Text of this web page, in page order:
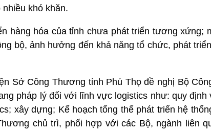
khó khăn.
hàng hóa của tỉnh chưa phát triển tương xứng;
bộ, ảnh hưởng đến khả năng tổ chức, phát
Sở Công Thương tỉnh Phú Thọ đề nghị Bộ
pháp lý đối với lĩnh vực logistics như: quy định
xây dựng; Kế hoạch tổng thể phát triển hệ
chủ trì, phối hợp với các Bộ, ngành liên